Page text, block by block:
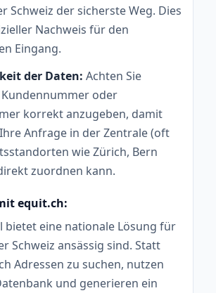
Schweiz der sicherste Weg. Dies
Nachweis für den
Eingang.
der Daten: Achten Sie
oder
korrekt anzugeben, damit
Anfrage in der Zentrale (oft
wie Zürich, Bern
zuordnen kann.
equit.ch:
bietet eine nationale Lösung für
Schweiz ansässig sind. Statt
Adressen zu suchen, nutzen
und generieren ein